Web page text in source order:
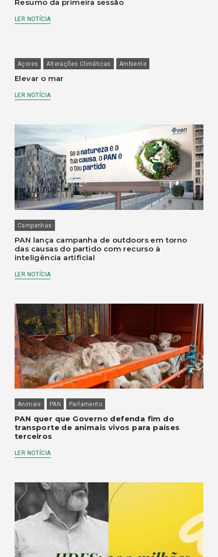
Resumo da primeira sessão
LER NOTÍCIA
Açores Alterações Climáticas Ambiente
Elevar o mar
LER NOTÍCIA
Campanhas
PAN lança campanha de outdoors em torno
das causas do partido com recurso à
inteligência artificial
LER NOTÍCIA
Animais PAN Parlamento
PAN quer que Governo defenda fim do
transporte de animais vivos para países
terceiros
LER NOTÍCIA